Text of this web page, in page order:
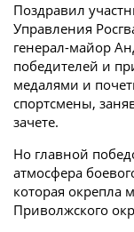
Поздравил
Управления
генерал-майор
победителей и
медалями и
спортсмены,
зачете.
Но главной
атмосфера
которая окрепла
Приволжского